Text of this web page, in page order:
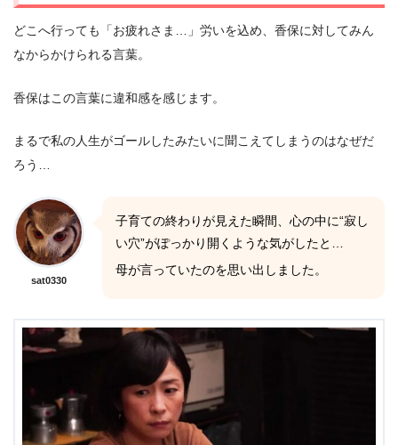
どこへ行っても「お疲れさま…」労いを込め、香保に対してみん
なからかけられる言葉。
香保はこの言葉に違和感を感じます。
まるで私の人生がゴールしたみたいに聞こえてしまうのはなぜだ
ろう…
sat0330
子育ての終わりが見えた瞬間、心の中に“寂し
い穴”がぽっかり開くような気がしたと…
母が言っていたのを思い出しました。